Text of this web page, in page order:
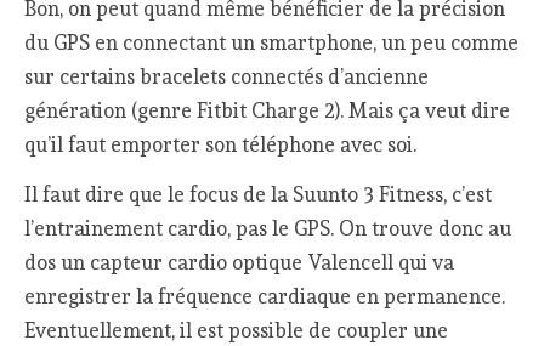
Bon, on peut quand même bénéficier de la précision
du GPS en connectant un smartphone, un peu comme
sur certains bracelets connectés d’ancienne
génération (genre Fitbit Charge 2). Mais ça veut dire
qu’il faut emporter son téléphone avec soi.
Il faut dire que le focus de la Suunto 3 Fitness, c’est
l’entrainement cardio, pas le GPS. On trouve donc au
dos un capteur cardio optique Valencell qui va
enregistrer la fréquence cardiaque en permanence.
Eventuellement, il est possible de coupler une